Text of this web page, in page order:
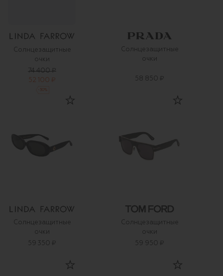
Солнцезащитные
очки
74 400 ₽
52 100 ₽
%
Солнцезащитные
очки
58 850 ₽
Солнцезащитные
очки
59 350 ₽
Солнцезащитные
очки
59 950 ₽